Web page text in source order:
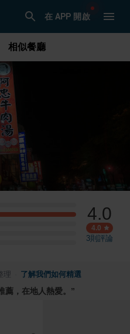
在 APP 開啟
相似餐廳
4.0
4.0
3則評論
理 了解我們如何精選
，在地人熱愛。 ”